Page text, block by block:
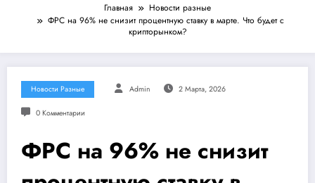
Главная
Новости разные
ФРС на 96% не снизит процентную ставку в марте. Что будет с
крипторынком?
Новости Разные Admin 2 Марта, 2026
0 Комментарии
ФРС на 96% не снизит